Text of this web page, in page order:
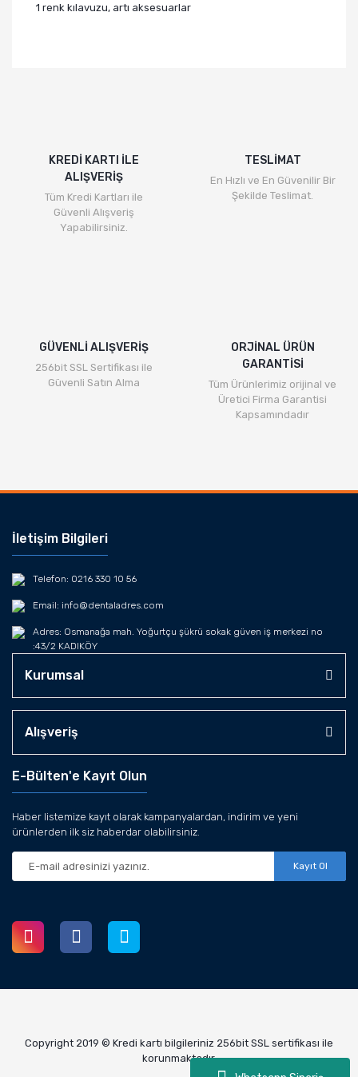
1 renk kılavuzu, artı aksesuarlar
KREDİ KARTI İLE
ALIŞVERİŞ
Tüm Kredi Kartları ile
Güvenli Alışveriş
Yapabilirsiniz.
TESLİMAT
En Hızlı ve En Güvenilir Bir
Şekilde Teslimat.
GÜVENLİ ALIŞVERİŞ
256bit SSL Sertifikası ile
Güvenli Satın Alma
ORJİNAL ÜRÜN
GARANTİSİ
Tüm Ürünlerimiz orijinal ve
Üretici Firma Garantisi
Kapsamındadır
İletişim Bilgileri
Telefon: 0216 330 10 56
Email: info@dentaladres.com
Adres: Osmanağa mah. Yoğurtçu şükrü sokak güven iş merkezi no
:43/2 KADIKÖY
Kurumsal
Alışveriş
E-Bülten'e Kayıt Olun
Haber listemize kayıt olarak kampanyalardan, indirim ve yeni
ürünlerden ilk siz haberdar olabilirsiniz.
Kayıt Ol
Copyright 2019 © Kredi kartı bilgileriniz 256bit SSL sertifikası ile
korunmaktadır.